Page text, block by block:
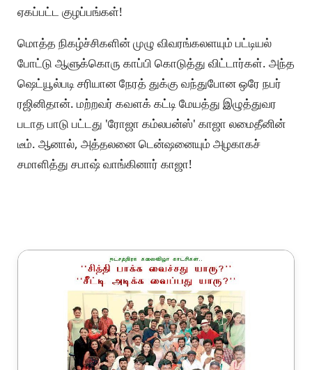
ஏகப்பட்ட குழப்பங்கள்‌!
மொத்த நிகழ்ச்சிகளின்‌ முழு விவரங்கலளயும்‌ பட்டியல்‌
போட்டு ஆளுக்கொரு காப்பி கொடுத்து விட்டார்கள்‌. அந்த
ஷெட்யூல்படி சரியான நேரத்‌ துக்கு வந்துபோன ஒரே நபர்‌
ரஜினிதான்‌. மற்றவர்‌ கவளக்‌ கட்டி மேயத்து இழுத்துவர
படாத பாடு பட்டது 'ரோஜா கம்லபன்ஸ்‌' காஜா லமைதீனின்‌
டீம்‌. ஆனால்‌, அத்தலனை டென்ஷனையும்‌ அழகாகச்‌
சமாளித்து சபாஷ்‌ வாங்கினார்‌ காஜா!